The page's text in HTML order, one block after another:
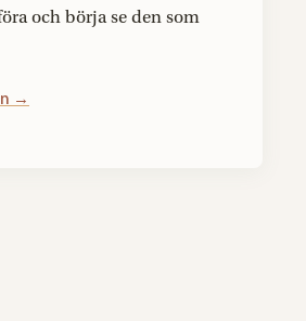
och börja se den som
→